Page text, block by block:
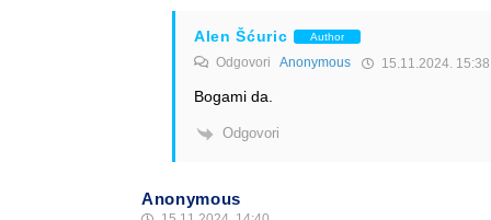
Alen Šćuric Author
Odgovori Anonymous 15.11.2024. 15:38
Bogami da.
Odgovori
Anonymous